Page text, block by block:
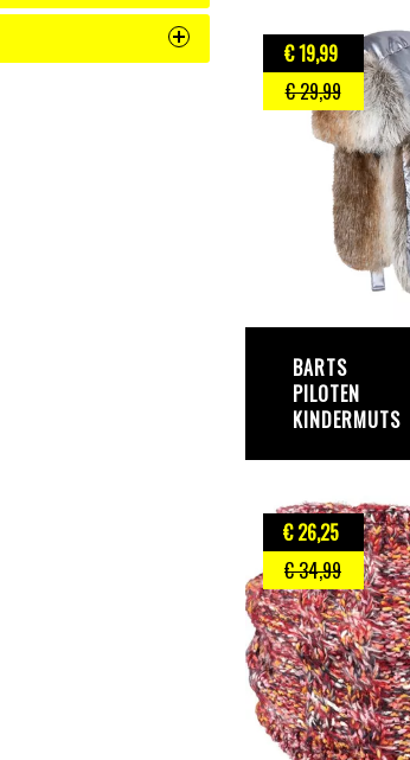
€ 19,99
€ 29,99
BARTS
PILOTEN
KINDERMUTS
€ 26,25
€ 34,99